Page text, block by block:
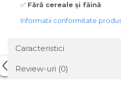
✅ Fără cereale și făină
Informatii conformitate
Caracteristici
Review-uri (0)